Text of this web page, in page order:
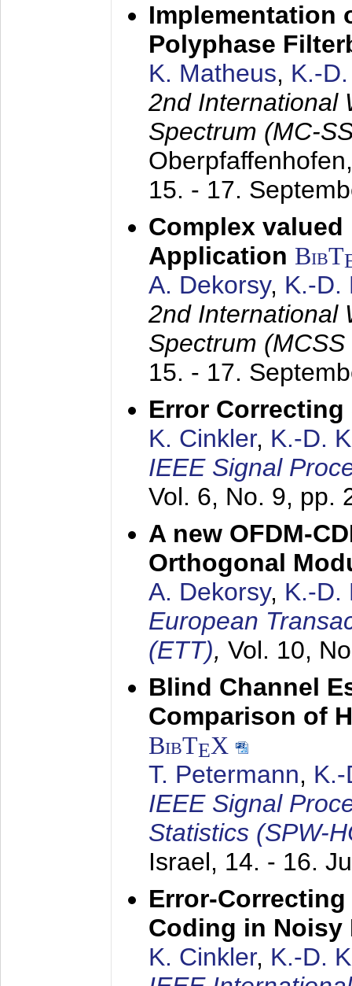
Implementation
Polyphase
K. Matheus, K.-
2nd International
Spectrum (MC-
15. - 17.
Complex valued
Application BibT
A. Dekorsy, K.-D.
2nd International
Spectrum
15. - 17.
Error
K. Cinkler, K.-D.
IEEE Signal
Vol. 6, No. 9, pp.
A new OFDM-
Orthogonal
A. Dekorsy, K.-D.
European
(ETT), Vol. 10,
Blind Channel
Comparison of
BibTEX
T. Petermann,
IEEE Signal
Statistics (SPW-
Israel, 14. - 16.
Error-
Coding in Noisy
K. Cinkler, K.-D.